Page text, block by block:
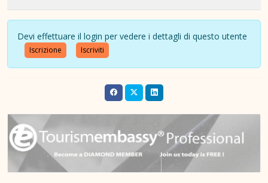
Devi effettuare il login per vedere i dettagli di questo utente
Iscrizione Iscriviti